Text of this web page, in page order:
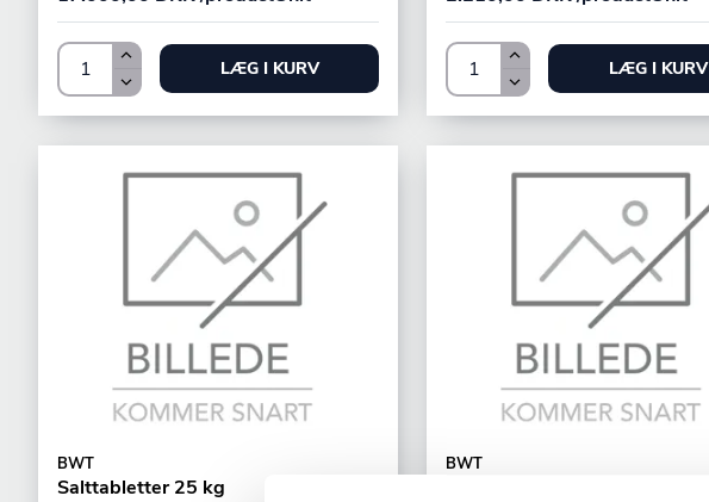
LÆG I KURV LÆG I KURV
BWT
Salttabletter 25 kg
BWT